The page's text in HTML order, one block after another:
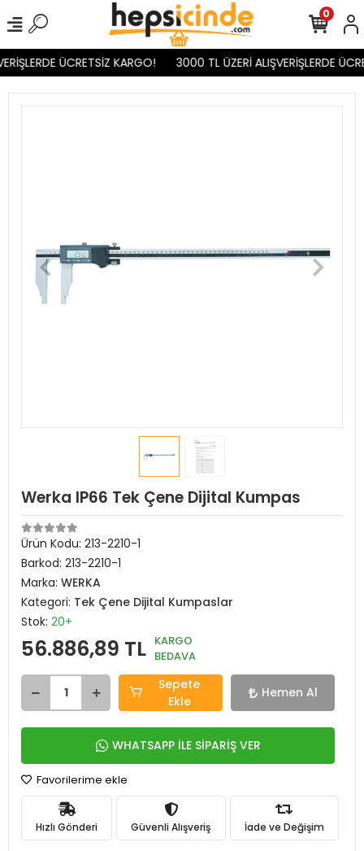
ÜCRETSİZ KARGO! 3000 TL ÜZERİ ALIŞVERİŞLERDE
0
Werka IP66 Tek Çene Dijital Kumpas
Ürün Kodu: 213-2210-1
Barkod: 213-2210-1
Marka: WERKA
Kategori: Tek Çene Dijital Kumpaslar
Stok: 20+
56.886,89 TL KARGO
BEDAVA
Sepete
Ekle
Hemen Al
WHATSAPP İLE SİPARİŞ VER
Favorilerime ekle
Hızlı Gönderi Güvenli Alışveriş İade ve Değişim